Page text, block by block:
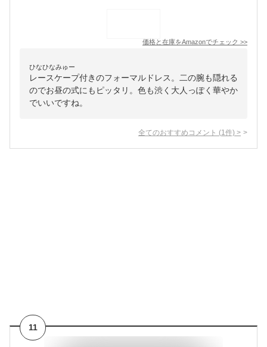
価格と在庫をAmazonでチェック >>
ひなひなみゅー
レースケープ付きのフォーマルドレス。二の腕も隠れる
のでお昼の式にもピッタリ。色も渋く大人っぽく華やか
でいいですね。
全てのおすすめコメント (1 件) >
11